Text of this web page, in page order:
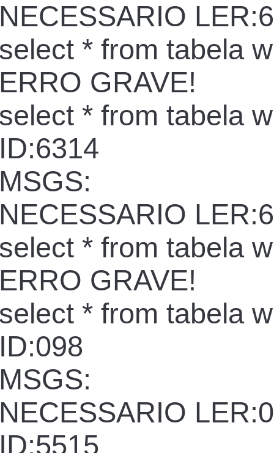
* from tabela
GRAVE!
* from tabela
* from tabela
GRAVE!
* from tabela